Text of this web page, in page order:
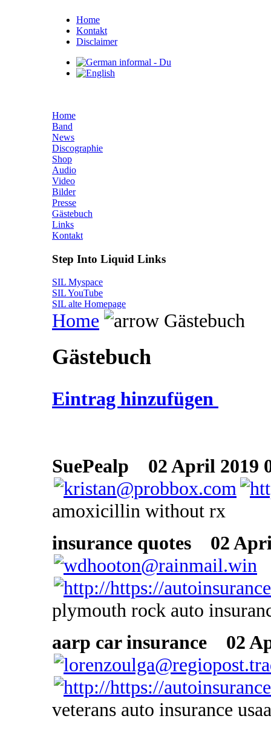
Home
Kontakt
Disclaimer
Home
Band
News
Discographie
Shop
Audio
Video
Bilder
Presse
Gästebuch
Links
Kontakt
Step Into Liquid Links
SIL Myspace
SIL YouTube
SIL alte Homepage
Home Gästebuch
Gästebuch
Eintrag hinzufügen
SuePealp 02 April 2019
amoxicillin without rx
insurance quotes
02
plymouth rock auto
aarp car insurance
02
veterans auto insurance usaa